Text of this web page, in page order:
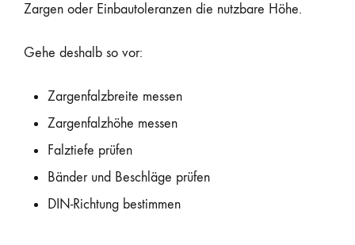
Zargen oder Einbautoleranzen die nutzbare Höhe.
Gehe deshalb so vor:
Zargenfalzbreite messen
Zargenfalzhöhe messen
Falztiefe prüfen
Bänder und Beschläge prüfen
DIN-Richtung bestimmen